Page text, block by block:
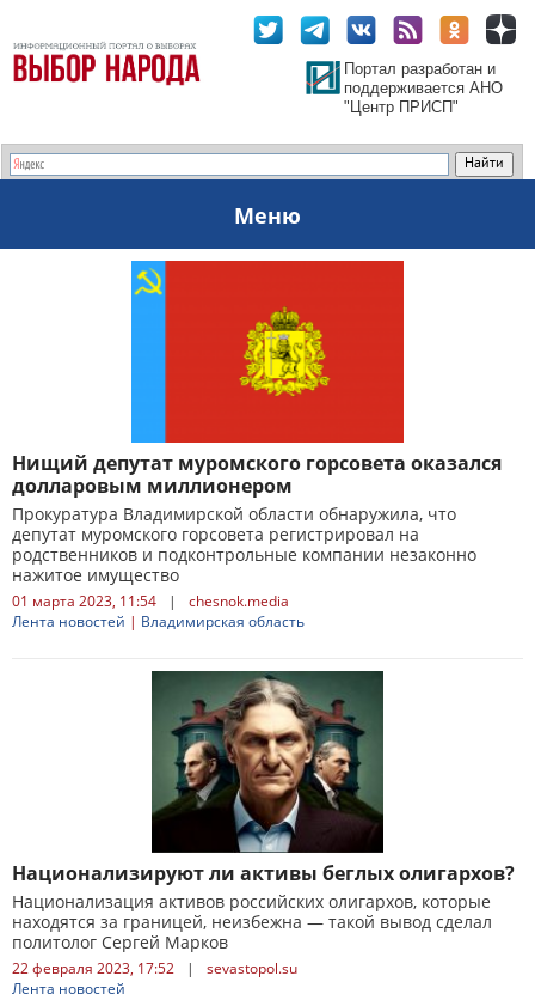
Портал разработан и
поддерживается АНО
"Центр ПРИСП"
Меню
Нищий депутат муромского горсовета оказался
долларовым миллионером
Прокуратура Владимирской области обнаружила, что
депутат муромского горсовета регистрировал на
родственников и подконтрольные компании незаконно
нажитое имущество
01 марта 2023, 11:54 |
chesnok.media
Лента новостей | Владимирская область
Национализируют ли активы беглых олигархов?
Национализация активов российских олигархов, которые
находятся за границей, неизбежна — такой вывод сделал
политолог Сергей Марков
22 февраля 2023, 17:52 |
sevastopol.su
Лента новостей